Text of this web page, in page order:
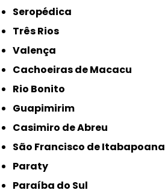
Seropédica
Três Rios
Valença
Cachoeiras de Macacu
Rio Bonito
Guapimirim
Casimiro de Abreu
São Francisco de Itabapoana
Paraty
Paraíba do Sul